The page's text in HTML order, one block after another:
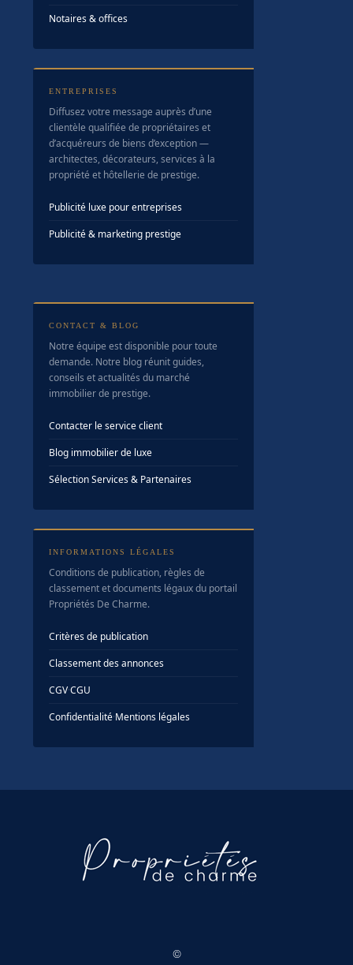
Notaires & offices
ENTREPRISES
Diffusez votre message auprès d’une
clientèle qualifiée de propriétaires et
d’acquéreurs de biens d’exception —
architectes, décorateurs, services à la
propriété et hôtellerie de prestige.
Publicité luxe pour entreprises
Publicité & marketing prestige
CONTACT & BLOG
Notre équipe est disponible pour toute
demande. Notre blog réunit guides,
conseils et actualités du marché
immobilier de prestige.
Contacter le service client
Blog immobilier de luxe
Sélection Services & Partenaires
INFORMATIONS LÉGALES
Conditions de publication, règles de
classement et documents légaux du portail
Propriétés De Charme.
Critères de publication
Classement des annonces
CGV·CGU
Confidentialité·Mentions légales
©